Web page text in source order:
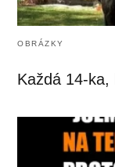
OBRÁZKY
Každá 14-